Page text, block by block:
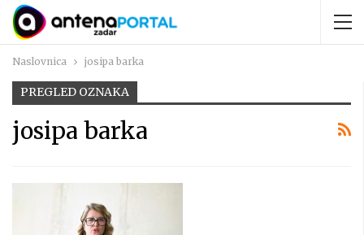
Naslovnica josipa barka
PREGLED OZNAKA
josipa barka